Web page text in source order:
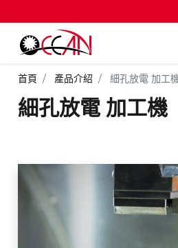
首頁 產品介紹 細孔放電 加工
細孔放電 加工機